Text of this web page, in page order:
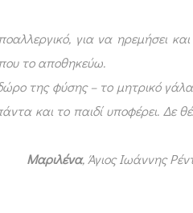
για να ηρεμήσει
το αποθηκεύω.
της φύσης – το μητρικό
και το παιδί υποφέρει. Δε
Μαριλένα, Άγιος Ιωάννης